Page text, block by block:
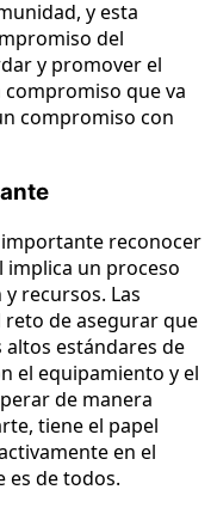
y esta
del
y promover el
compromiso que va
compromiso con
reconocer
un proceso
recursos. Las
de asegurar que
altos estándares de
el equipamiento y el
de manera
tiene el papel
en el
es de todos.